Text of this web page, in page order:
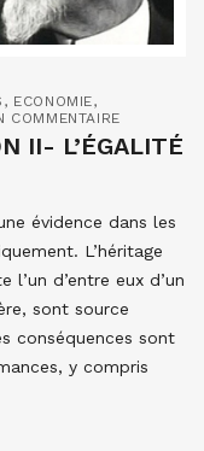
, ECONOMIE,
COMMENTAIRE
II- L’ÉGALITÉ
évidence dans les
L’héritage
d’entre eux d’un
sont source
conséquences sont
y compris